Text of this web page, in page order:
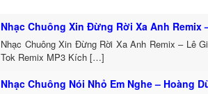
Nhạc Chuông Xin Đừng Rời Xa Anh Remix
Nhạc Chuông Xin Đừng Rời Xa Anh Remix – Lê
Tok Remix MP3 Kích […]
Nhạc Chuông Nói Nhỏ Em Nghe – Hoàng